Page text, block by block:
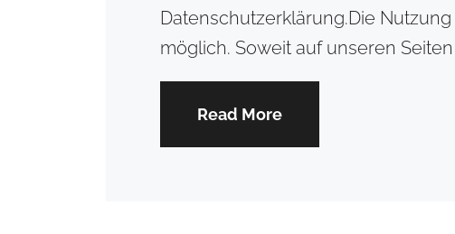
Datenschutzerklärung.Die
möglich. Soweit auf unseren
Read More